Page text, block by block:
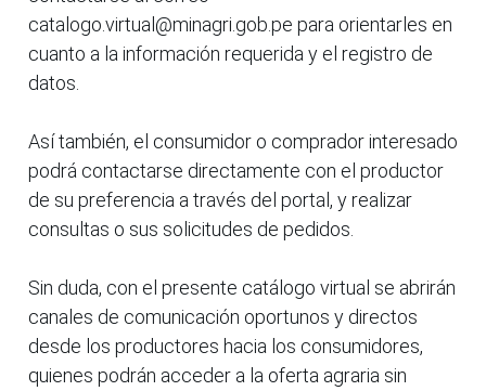
catalogo.virtual@minagri.gob.pe para orientarles en
cuanto a la información requerida y el registro de
datos.
Así también, el consumidor o comprador interesado
podrá contactarse directamente con el productor
de su preferencia a través del portal, y realizar
consultas o sus solicitudes de pedidos.
Sin duda, con el presente catálogo virtual se abrirán
canales de comunicación oportunos y directos
desde los productores hacia los consumidores,
quienes podrán acceder a la oferta agraria sin